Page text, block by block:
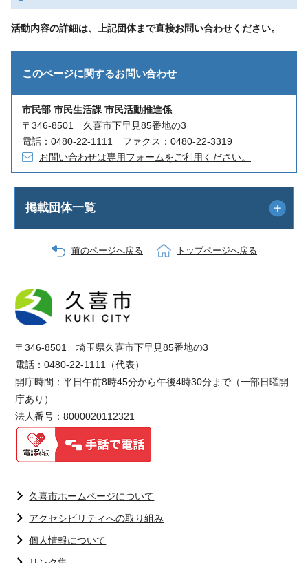
活動内容の詳細は、上記団体まで直接お問い合わせください。
このページに関するお問い合わせ
市民部 市民生活課 市民活動推進係
〒346-8501 久喜市下早見85番地の3
電話：0480-22-1111 ファクス：0480-22-3319
お問い合わせは専用フォームをご利用ください。
掲載団体一覧
前のページへ戻る トップページへ戻る
〒346-8501 埼玉県久喜市下早見85番地の3
電話：0480-22-1111（代表）
開庁時間：平日午前8時45分から午後4時30分まで（一部日曜開
庁あり）
法人番号：8000020112321
久喜市ホームページについて
アクセシビリティへの取り組み
個人情報について